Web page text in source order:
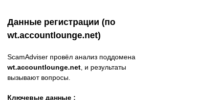
Данные регистрации (по
wt.accountlounge.net)
ScamAdviser провёл анализ поддомена
wt.accountlounge.net , и результаты
вызывают вопросы.
Ключевые данные :